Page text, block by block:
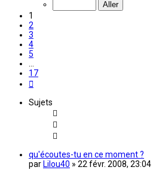
1
2
3
4
5
17
Sujets
qu'écoutes-tu en ce moment ?
par Lilou40 » 22 févr. 2008, 23:04